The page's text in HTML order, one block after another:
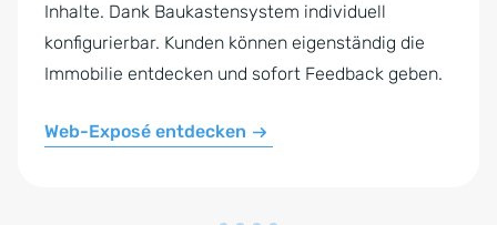
Inhalte. Dank Baukastensystem individuell
konfigurierbar. Kunden können eigenständig die
Immobilie entdecken und sofort Feedback geben.
Web-Exposé entdecken